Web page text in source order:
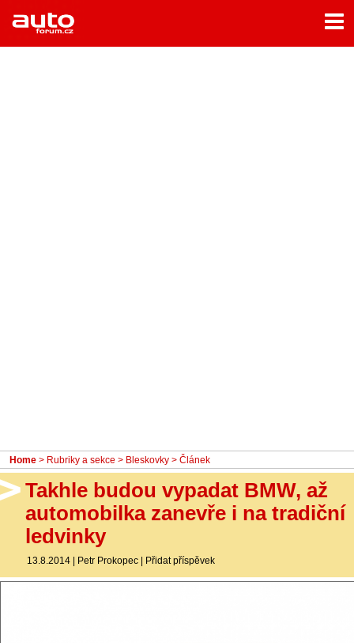
Home
Rubriky
Home > Rubriky a sekce > Bleskovky > Článek
Takhle budou vypadat BMW, až
automobilka zanevře i na tradiční
ledvinky
13.8.2014 | Petr Prokopec | Přidat příspěvek